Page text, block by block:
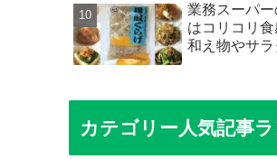
業務スーパ
はコリコリ食
和え物やサラ
カテゴリー人気記事